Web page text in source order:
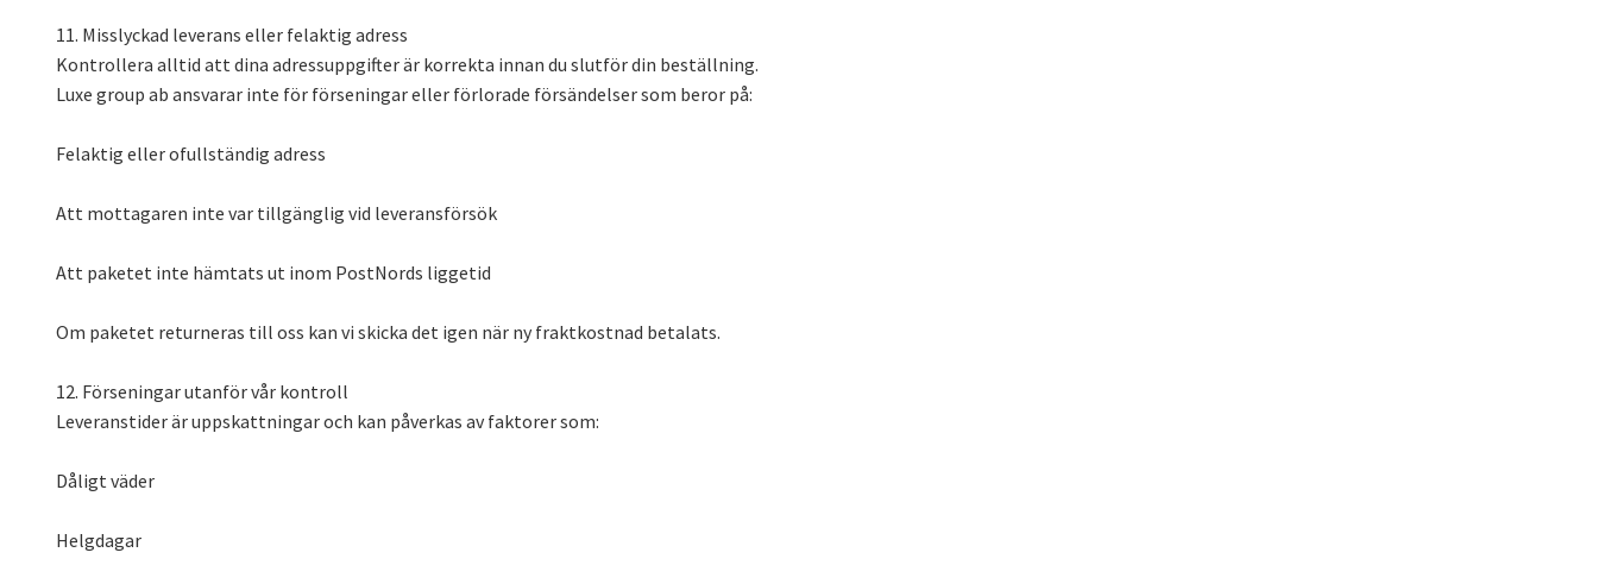
11. Misslyckad leverans eller felaktig adress
Kontrollera alltid att dina adressuppgifter är korrekta innan du slutför din beställning.
Luxe group ab ansvarar inte för förseningar eller förlorade försändelser som beror på:
Felaktig eller ofullständig adress
Att mottagaren inte var tillgänglig vid leveransförsök
Att paketet inte hämtats ut inom PostNords liggetid
Om paketet returneras till oss kan vi skicka det igen när ny fraktkostnad betalats.
12. Förseningar utanför vår kontroll
Leveranstider är uppskattningar och kan påverkas av faktorer som:
Dåligt väder
Helgdagar